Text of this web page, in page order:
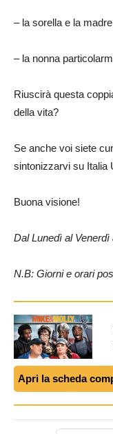
– la sorella e la
– la nonna
Riuscirà questa
della vita?
Se anche voi siete
sintonizzarvi su Italia
Buona visione!
Dal Lunedì al
N.B: Giorni e orari
Apri la scheda